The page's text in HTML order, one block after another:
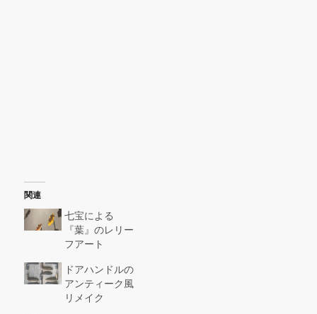
関連
七宝による
『葉』のレリー
フアート
ドアハンドルの
アンティーク風
リメイク